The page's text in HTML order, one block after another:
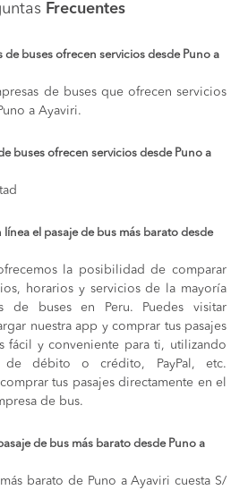
Frecuentes
de buses ofrecen servicios desde Puno a
de buses que ofrecen servicios
a Ayaviri.
buses ofrecen servicios desde Puno a
el pasaje de bus más barato desde
la posibilidad de comparar
horarios y servicios de la mayoría
de buses en Peru. Puedes visitar
nuestra app y comprar tus pasajes
fácil y conveniente para ti, utilizando
de débito o crédito, PayPal, etc.
tus pasajes directamente en el
de bus.
de bus más barato desde Puno a
barato de Puno a Ayaviri cuesta S/